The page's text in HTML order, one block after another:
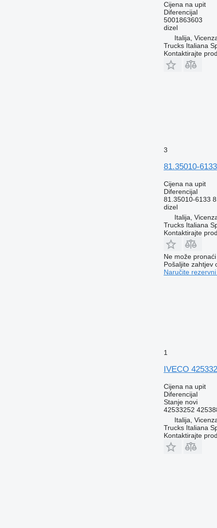
Cijena na upit
Diferencijal
5001863603
dizel
Italija,
Trucks Italiana
Kontaktirajte
3
81.35010-
Cijena na upit
Diferencijal
81.35010-6133
dizel
Italija,
Trucks Italiana
Kontaktirajte
Ne može
Pošaljite zahtjev
Naručite
1
IVECO
Cijena na upit
Diferencijal
Stanjenovi
42533252
Italija,
Trucks Italiana
Kontaktirajte